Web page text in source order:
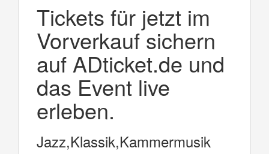
Tickets für jetzt im
Vorverkauf sichern
auf ADticket.de und
das Event live
erleben.
Jazz,Klassik,Kammermusik